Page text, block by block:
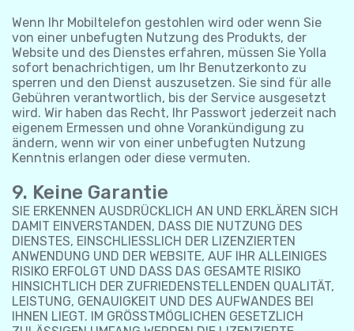
Wenn Ihr Mobiltelefon gestohlen wird oder wenn Sie
von einer unbefugten Nutzung des Produkts, der
Website und des Dienstes erfahren, müssen Sie Yolla
sofort benachrichtigen, um Ihr Benutzerkonto zu
sperren und den Dienst auszusetzen. Sie sind für alle
Gebühren verantwortlich, bis der Service ausgesetzt
wird. Wir haben das Recht, Ihr Passwort jederzeit nach
eigenem Ermessen und ohne Vorankündigung zu
ändern, wenn wir von einer unbefugten Nutzung
Kenntnis erlangen oder diese vermuten.
9. Keine Garantie
SIE ERKENNEN AUSDRÜCKLICH AN UND ERKLÄREN SICH
DAMIT EINVERSTANDEN, DASS DIE NUTZUNG DES
DIENSTES, EINSCHLIESSLICH DER LIZENZIERTEN
ANWENDUNG UND DER WEBSITE, AUF IHR ALLEINIGES
RISIKO ERFOLGT UND DASS DAS GESAMTE RISIKO
HINSICHTLICH DER ZUFRIEDENSTELLENDEN QUALITÄT,
LEISTUNG, GENAUIGKEIT UND DES AUFWANDES BEI
IHNEN LIEGT. IM GRÖSSTMÖGLICHEN GESETZLICH